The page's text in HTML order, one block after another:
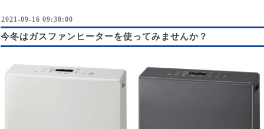
2021-09-16 09:30:00
今冬はガスファンヒーターを使ってみませんか？